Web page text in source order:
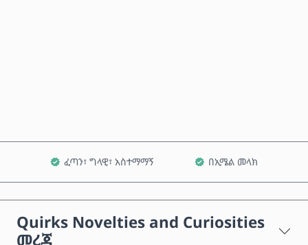
ፈጣን፣ ግላዊ፣ አስተማማኝ በኢሜል መላክ
Quirks Novelties and Curiosities
መረጃ